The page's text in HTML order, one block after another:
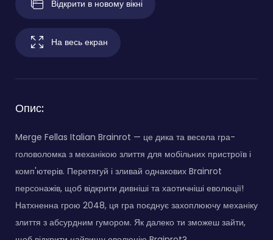
Відкрити в новому вікні
На весь екран
Опис:
Merge Fellas Italian Brainrot — це дика та весела гра-
головоломка з механікою злиття для мобільних пристроїв і
комп'ютерів. Перетягуй і зливай однакових Brainrot
персонажів, щоб відкрити дивніші та хаотичніші еволюції!
Натхненна грою 2048, ця гра поєднує захоплюючу механіку
злиття з абсурдним гумором. Як далеко ти зможеш зайти,